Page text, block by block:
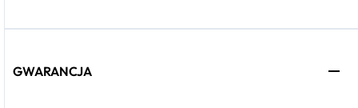
GWARANCJA